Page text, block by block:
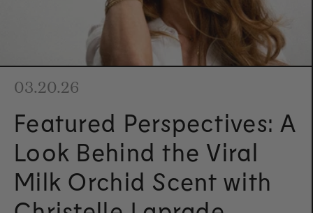
03.20.26
Featured Perspectives: A
Look Behind the Viral
Milk Orchid Scent with